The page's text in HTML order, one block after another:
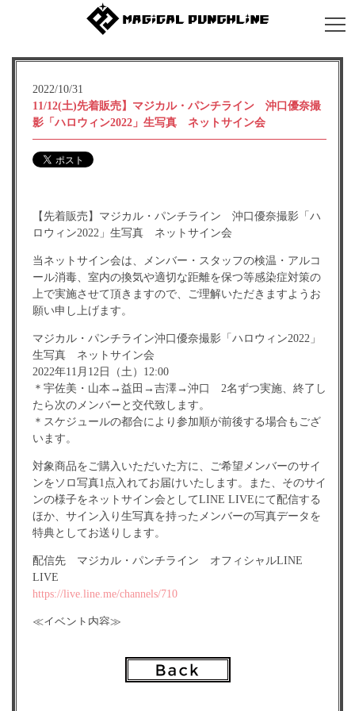
2022/10/31
11/12(土)先着販売】マジカル・パンチライン 沖口優奈撮
影「ハロウィン2022」生写真 ネットサイン会
【先着販売】マジカル・パンチライン 沖口優奈撮影「ハ
ロウィン2022」生写真 ネットサイン会
当ネットサイン会は、メンバー・スタッフの検温・アルコ
ール消毒、室内の換気や適切な距離を保つ等感染症対策の
上で実施させて頂きますので、ご理解いただきますようお
願い申し上げます。
マジカル・パンチライン沖口優奈撮影「ハロウィン2022」
生写真 ネットサイン会
2022年11月12日（土）12:00
＊宇佐美・山本→益田→吉澤→沖口 2名ずつ実施、終了し
たら次のメンバーと交代致します。
＊スケジュールの都合により参加順が前後する場合もござ
います。
対象商品をご購入いただいた方に、ご希望メンバーのサイ
ンをソロ写真1点入れてお届けいたします。また、そのサイ
ンの様子をネットサイン会としてLINE LIVEにて配信する
ほか、サイン入り生写真を持ったメンバーの写真データを
特典としてお送りします。
配信先 マジカル・パンチライン オフィシャルLINE
LIVE
https://live.line.me/channels/710
≪イベント内容≫
沖口優奈撮影「ハロウィン2022」生写真 2セット（全24種